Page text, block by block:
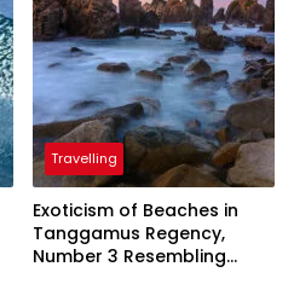
Travelling
Exoticism of Beaches in
Tanggamus Regency,
Number 3 Resembling